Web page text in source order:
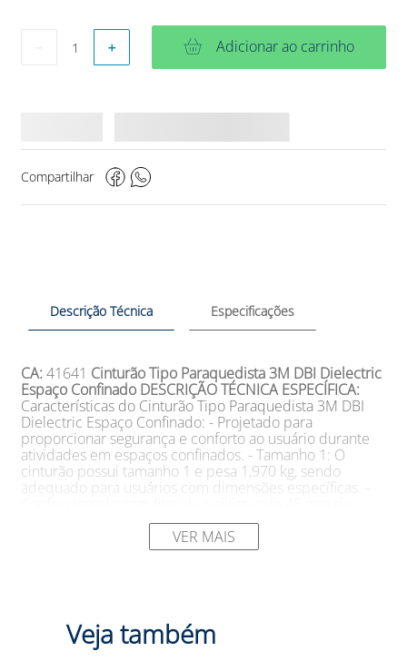
＋ Adicionar ao carrinho
Compartilhar
Descrição Técnica Especificações
CA: 41641 Cinturão Tipo Paraquedista 3M DBI Dielectric
Espaço Confinado DESCRIÇÃO TÉCNICA ESPECÍFICA:
Características do Cinturão Tipo Paraquedista 3M DBI
Dielectric Espaço Confinado: - Projetado para
proporcionar segurança e conforto ao usuário durante
atividades em espaços confinados. - Tamanho 1: O
cinturão possui tamanho 1 e pesa 1,970 kg, sendo
adequado para usuários com dimensões específicas. -
largura e alta tenacidade, tratadas com retardante de
chamas para maior proteção. - As costuras do cinturão
são feitas com fio de nylon 6.6 de alta tenacidade,
durante o uso. - Os elementos metálicos do cinturão,
como fivelas de engate rápido e aço com revestimento
dielectric, são construídos para resistência e
VER MAIS
Veja também